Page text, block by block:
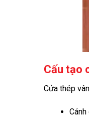
Cấu tạo
Cửa thép